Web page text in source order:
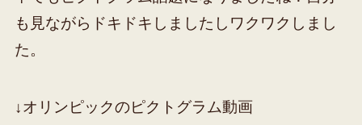
も見ながらドキドキしましたしワクワクしまし
た。
↓オリンピックのピクトグラム動画